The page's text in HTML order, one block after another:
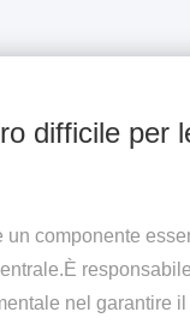
difficile per
un componente
nel garantire